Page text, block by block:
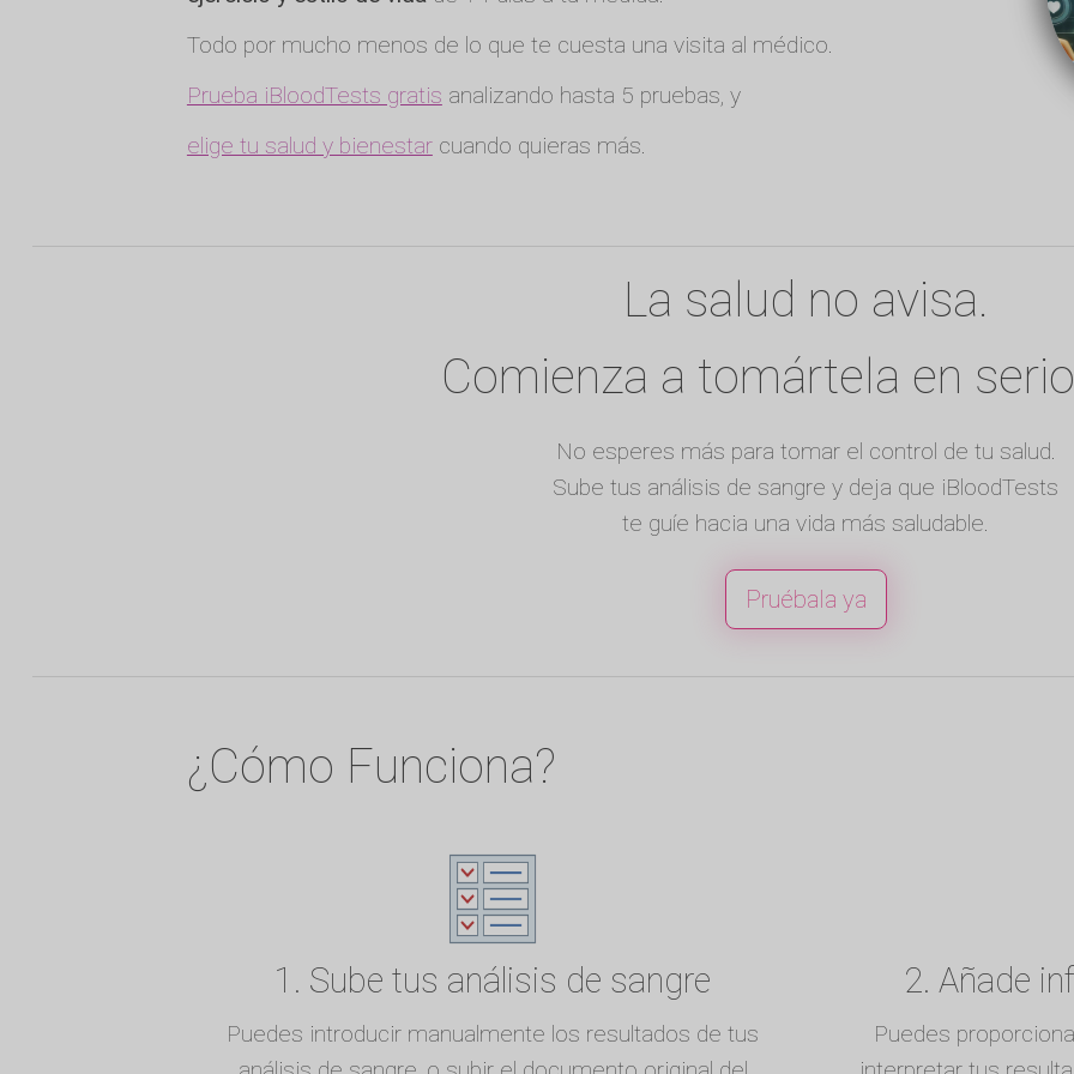
Todo por mucho menos de lo que te cuesta una visita al médico.
Prueba iBloodTests gratis analizando hasta 5 pruebas, y
elige tu salud y bienestarcuando quieras más.
La salud no avisa.
Comienza a tomártela en
No esperes más para tomar el control de tu salud.
Sube tus análisis de sangre y deja que iBloodTests
te guíe hacia una vida más saludable.
Pruébala ya
¿Cómo Funciona?
1. Sube tus análisis de sangre
Puedes introducir manualmente los resultados de tus
2. Añade
Puedes